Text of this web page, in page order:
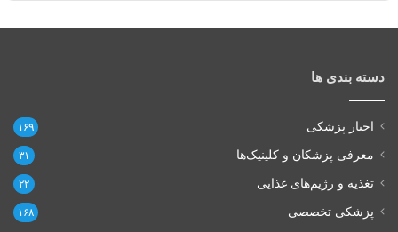
دسته بندی ها
اخبار پزشکی ۱۶۹
معرفی پزشکان و کلینیک‌ها ۳۱
تغذیه و رژیم‌های غذایی ۲۲
پزشکی تخصصی ۱۶۸